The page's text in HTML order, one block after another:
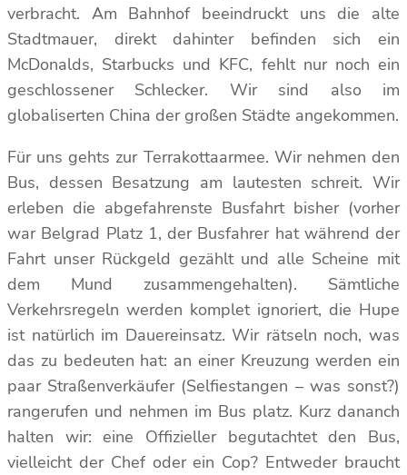
verbracht. Am Bahnhof beeindruckt uns die alte
Stadtmauer, direkt dahinter befinden sich ein
McDonalds, Starbucks und KFC, fehlt nur noch ein
geschlossener Schlecker. Wir sind also im
globaliserten China der großen Städte angekommen.
Für uns gehts zur Terrakottaarmee. Wir nehmen den
Bus, dessen Besatzung am lautesten schreit. Wir
erleben die abgefahrenste Busfahrt bisher (vorher
war Belgrad Platz 1, der Busfahrer hat während der
Fahrt unser Rückgeld gezählt und alle Scheine mit
dem Mund zusammengehalten). Sämtliche
Verkehrsregeln werden komplet ignoriert, die Hupe
ist natürlich im Dauereinsatz. Wir rätseln noch, was
das zu bedeuten hat: an einer Kreuzung werden ein
paar Straßenverkäufer (Selfiestangen – was sonst?)
rangerufen und nehmen im Bus platz. Kurz dananch
halten wir: eine Offizieller begutachtet den Bus,
vielleicht der Chef oder ein Cop? Entweder braucht